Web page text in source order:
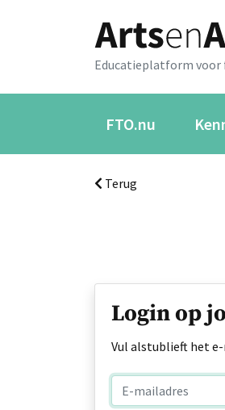
Educatieplatform voor
FTO.nu
Terug
Login op
Vul alstublieft het